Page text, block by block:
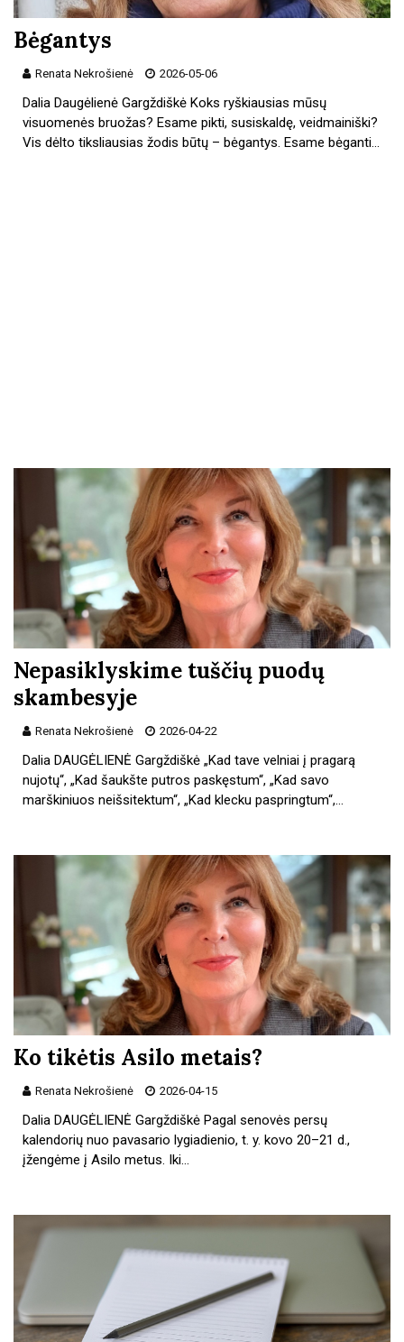
Bėgantys
Renata Nekrošienė 2026-05-06
Dalia Daugėlienė Gargždiškė Koks ryškiausias mūsų
visuomenės bruožas? Esame pikti, susiskaldę, veidmainiški?
Vis dėlto tiksliausias žodis būtų – bėgantys. Esame bėganti…
Nepasiklyskime tuščių puodų
skambesyje
Renata Nekrošienė 2026-04-22
Dalia DAUGĖLIENĖ Gargždiškė „Kad tave velniai į pragarą
nujotų“, „Kad šaukšte putros paskęstum“, „Kad savo
marškiniuos neišsitektum“, „Kad klecku paspringtum“,…
Ko tikėtis Asilo metais?
Renata Nekrošienė 2026-04-15
Dalia DAUGĖLIENĖ Gargždiškė Pagal senovės persų
kalendorių nuo pavasario lygiadienio, t. y. kovo 20–21 d.,
įžengėme į Asilo metus. Iki…